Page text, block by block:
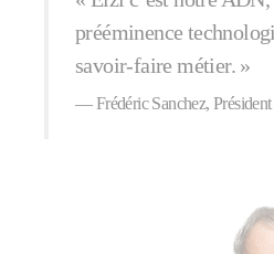
prééminence
savoir-faire métier. »
Frédéric Sanchez,